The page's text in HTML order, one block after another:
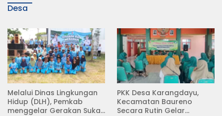
Desa
Melalui Dinas Lingkungan
Hidup (DLH), Pemkab
menggelar Gerakan Suka
PKK Desa Karangdayu,
Kecamatan Baureno
Secara Rutin Gelar